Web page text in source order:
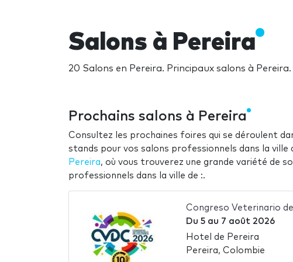
Salons à Pereira
20 Salons en Pereira. Principaux salons à
Prochains salons à Pereira
Consultez les prochaines foires qui se déroulent
stands pour vos salons professionnels dans la ville
Pereira, où vous trouverez une grande variété de
professionnels dans la ville de :.
Congreso Veterinario
Du 5au 7 août 2026
Hotel de Pereira
Pereira, Colombie